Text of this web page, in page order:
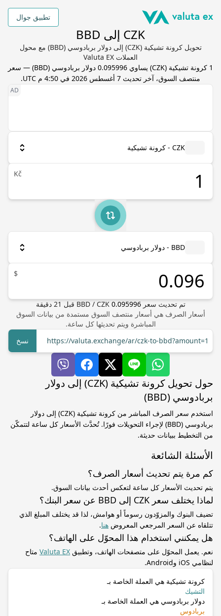
تطبيق جوال
CZK إلى BBD
تحويل كرونة تشيكية (CZK) إلى دولار بربادوسي (BBD) مع محول
العملات Valuta EX
1 كرونة تشيكية (
CZK) يساوي 0.095996 دولار بربادوسي (
BBD) — سعر
منتصف السوق، آخر تحديث 7 أغسطس 2026 في 4:50 م UTC .
CZK - كرونة تشيكية
Kč
BBD - دولار بربادوسي
$
تم تحديث سعر BBD/ CZK 0.095996 قبل 21 دقيقة
أسعار الصرف هي أسعار منتصف السوق مستمدة من بيانات السوق
المباشرة ويتم تحديثها كل ساعة.
https://valuta.exchange/ar/czk-to-bbd?amount=1
نسخ
حول تحويل كرونة تشيكية (CZK) إلى دولار
بربادوسي (BBD)
استخدم سعر الصرف المباشر من كرونة تشيكية (CZK) إلى دولار
بربادوسي (BBD) لإجراء التحويلات فورًا. تُحدَّث الأسعار كل ساعة لتتمكّن
من التخطيط ببيانات حديثة.
الأسئلة الشائعة
كم مرة يتم تحديث أسعار الصرف؟
يتم تحديث الأسعار كل ساعة لتعكس أحدث بيانات السوق.
لماذا يختلف سعر CZK إلى BBD عن سعر البنك؟
تضيف البنوك والمزوّدون رسوماً أو هوامش، لذا قد يختلف المبلغ الذي
تتلقاه عن السعر المرجعي المعروض هنا.
هل يمكنني استخدام هذا المحوّل على الهاتف؟
نعم. يعمل المحوّل على متصفحات الهاتف، وتطبيق Valuta EX متاح
لنظامي iOS وAndroid.
كرونة تشيكية هي العملة الخاصة بـ
التشيك
دولار بربادوسي هي العملة الخاصة بـ
بربادوس